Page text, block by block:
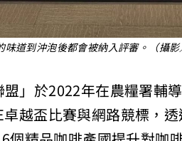
道到沖泡後都會被納入評審。（攝
」於2022年在農糧署
越盃比賽與網路競標，